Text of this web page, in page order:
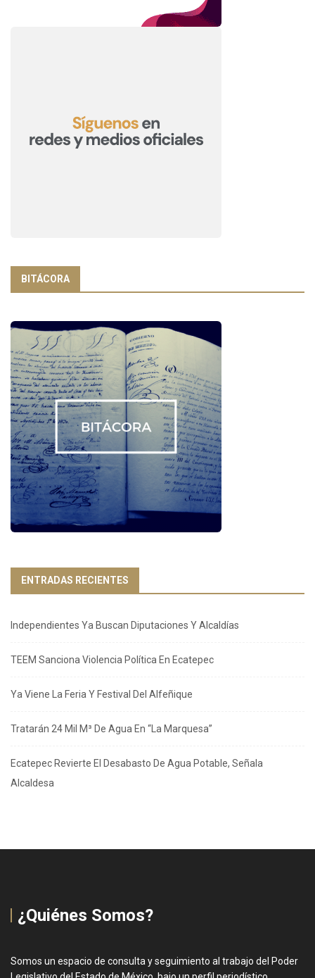
BITÁCORA
ENTRADAS RECIENTES
Independientes Ya Buscan Diputaciones Y Alcaldías
TEEM Sanciona Violencia Política En Ecatepec
Ya Viene La Feria Y Festival Del Alfeñique
Tratarán 24 Mil M³ De Agua En “La Marquesa”
Ecatepec Revierte El Desabasto De Agua Potable, Señala
Alcaldesa
¿Quiénes Somos?
Somos un espacio de consulta y seguimiento al trabajo del Poder